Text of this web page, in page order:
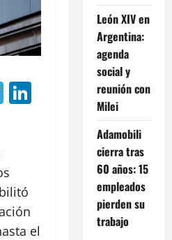
Telegram
LinkedIn
el
León XIV en
Argentina:
agenda
social y
reunión con
Milei
Adamobili
cierra tras
60 años: 15
empleados
pierden su
trabajo